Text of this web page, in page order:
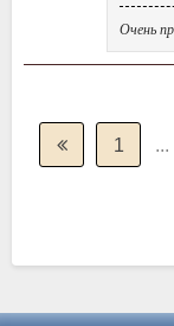
Очень
1 ...